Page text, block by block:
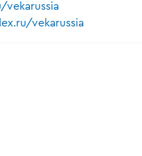
vekarussia